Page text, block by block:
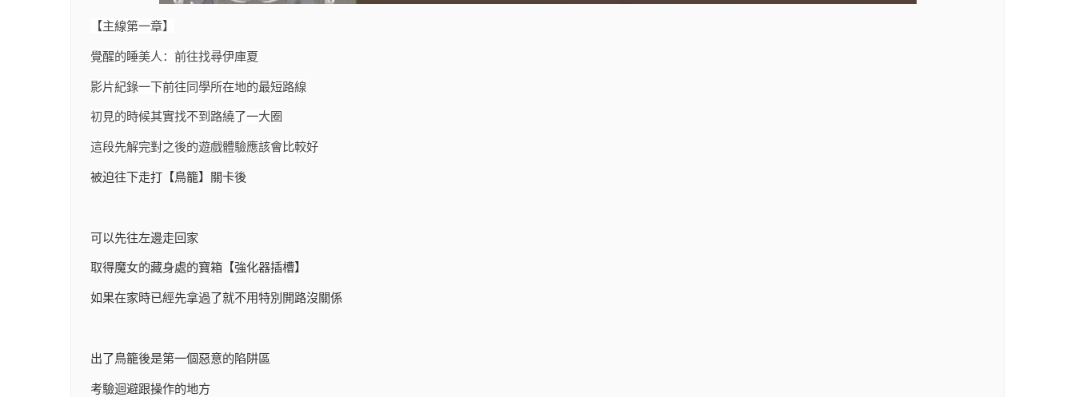
【主線第一章】
覺醒的睡美人：前往找尋伊庫夏
影片紀錄一下前往同學所在地的最短路線
初見的時候其實找不到路繞了一大圈
這段先解完對之後的遊戲體驗應該會比較好
被迫往下走打【鳥籠】關卡後
可以先往左邊走回家
取得魔女的藏身處的寶箱【強化器插槽】
如果在家時已經先拿過了就不用特別開路沒關係
出了鳥籠後是第一個惡意的陷阱區
考驗迴避跟操作的地方